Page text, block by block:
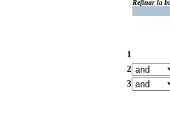
Refinar la
1
2
3